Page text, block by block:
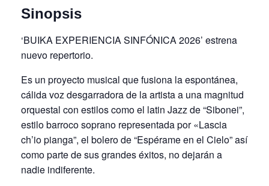
Sinopsis
‘BUIKA EXPERIENCIA SINFÓNICA 2026’ estrena
nuevo repertorio.
Es un proyecto musical que fusiona la espontánea,
cálida voz desgarradora de la artista a una magnitud
orquestal con estilos como el latin Jazz de “Sibonei”,
estilo barroco soprano representada por «Lascia
ch’io pianga”, el bolero de “Espérame en el Cielo” así
como parte de sus grandes éxitos, no dejarán a
nadie indiferente.